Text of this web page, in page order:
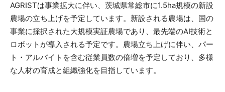
AGRISTは事業拡大に伴い、茨城県常総市に1.5ha規模の新設
農場の立ち上げを予定しています。新設される農場は、国の
事業に採択された大規模実証農場であり、最先端のAI技術と
ロボットが導入される予定です。農場立ち上げに伴い、パー
ト・アルバイトを含む従業員数の倍増を予定しており、多様
な人材の育成と組織強化を目指しています。